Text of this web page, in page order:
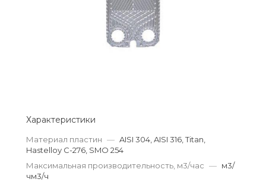
Характеристики
Материал пластин — AISI 304, AISI 316, Titan,
Hastelloy C-276, SMO 254
Максимальная производительность, м3/час — м3/
чм3/ч